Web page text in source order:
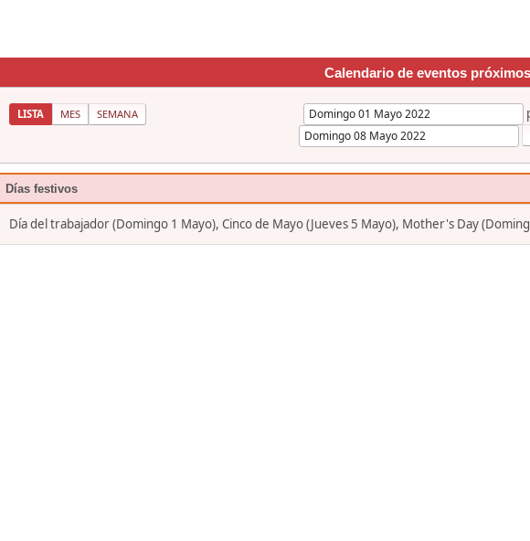
Calendario de eventos próximos
LISTA MES SEMANA
Días festivos
Día del trabajador (Domingo 1 Mayo), Cinco de Mayo (Jueves 5 Mayo), Mother's Day